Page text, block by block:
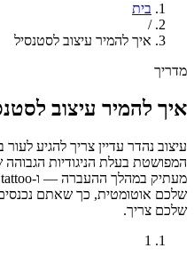
בית
/
איך להמיר עיצוב לסטנסיל
מדריך
איך להמיר עיצוב
עיצוב נהדר עדיין צריך להגיע
המפושטת בעלת הניגודיות
שלכם אוטומטית, כך שאתם
שלכם צריך.
1